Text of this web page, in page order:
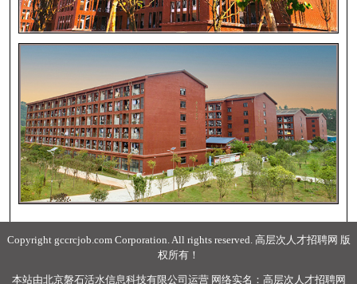
Copyright gccrcjob.com Corporation. All rights reserved. 高层次人才招聘网 版
权所有！
本站由北京磐石活水信息科技有限公司运营 网络实名：高层次人才招聘网